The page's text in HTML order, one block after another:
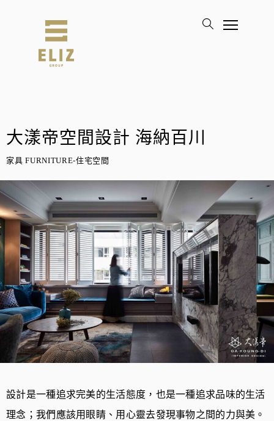
大漾帝空間設計 海納百川
家具 FURNITURE-住宅空間
設計是一種追求完美的生活態度，也是一種追求品味的生活
理念；我們應該用眼睛、用心靈去發現事物之間的力與美。